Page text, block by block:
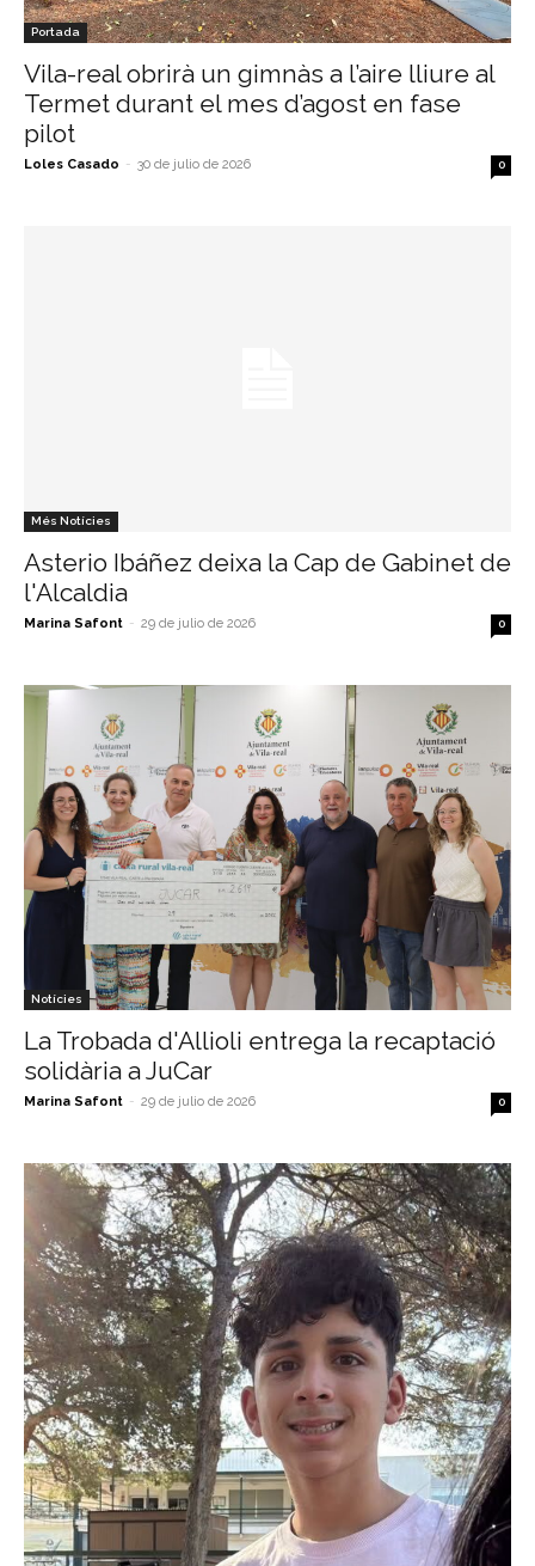
Portada
Vila-real obrirà un gimnàs a l’aire lliure al
Termet durant el mes d’agost en fase
pilot
Loles Casado - 30 de julio de 2026 0
Més Notícies
Asterio Ibáñez deixa la Cap de Gabinet de
l'Alcaldia
Marina Safont - 29 de julio de 2026 0
Notícies
La Trobada d'Allioli entrega la recaptació
solidària a JuCar
Marina Safont - 29 de julio de 2026 0